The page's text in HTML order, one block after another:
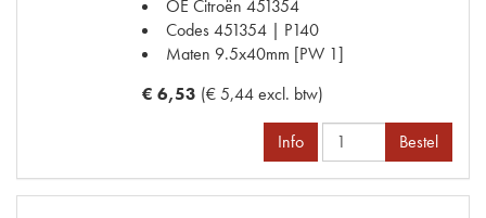
OE Citroën 451354
Codes451354 | P140
Maten 9.5x40mm [PW 1]
€ 6,53 (€ 5,44 excl. btw)
Info Bestel